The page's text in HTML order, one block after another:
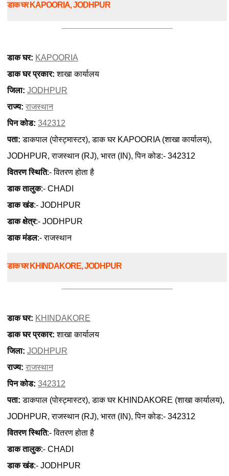
डाक घर KAPOORIA, JODHPUR
डाक घर: KAPOORIA
डाक घर प्रकार: शाखा कार्यालय
जिला: JODHPUR
राज्य: राजस्थान
पिन कोड: 342312
पता: डाकपाल (पोस्ट्मास्टर), डाक घर KAPOORIA (शाखा कार्यालय),
JODHPUR, राजस्थान (RJ), भारत (IN), पिन कोड:- 342312
वितरण स्थिति:- वितरण होता है
डाक तालुक:- CHADI
डाक खंड:- JODHPUR
डाक क्षेत्र:- JODHPUR
डाक मंडल:- राजस्थान
डाक घर KHINDAKORE, JODHPUR
डाक घर: KHINDAKORE
डाक घर प्रकार: शाखा कार्यालय
जिला: JODHPUR
राज्य: राजस्थान
पिन कोड: 342312
पता: डाकपाल (पोस्ट्मास्टर), डाक घर KHINDAKORE (शाखा कार्यालय),
JODHPUR, राजस्थान (RJ), भारत (IN), पिन कोड:- 342312
वितरण स्थिति:- वितरण होता है
डाक तालुक:- CHADI
डाक खंड:- JODHPUR